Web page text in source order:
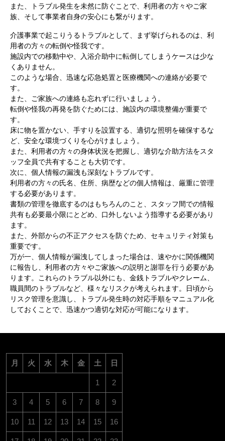
また、トラブル発生を未然に防ぐことで、利用者の方々やご家
族、そして事業者自身の安心にも繋がります。
介護事業で起こりうるトラブルとして、まず挙げられるのは、利
用者の方々の転倒や怪我です。
施設内での移動中や、入浴介助中に転倒してしまうケースは少な
くありません。
このような場合、迅速な応急処置と医療機関への連絡が必要で
す。
また、ご家族への連絡も忘れずに行いましょう。
転倒や怪我の再発を防ぐためには、施設内の環境整備が重要で
す。
床に物を置かない、手すりを設置する、適切な照明を確保するな
ど、安全な環境づくりを心がけましょう。
また、利用者の方々の身体状況を把握し、適切な介助方法をスタ
ッフ全員で共有することも大切です。
次に、個人情報の漏洩も深刻なトラブルです。
利用者の方々の氏名、住所、病歴などの個人情報は、厳重に管理
する必要があります。
書類の管理を徹底するのはもちろんのこと、スタッフ間での情報
共有も必要最小限にとどめ、口外しないよう指導する必要があり
ます。
また、外部からの不正アクセスを防ぐため、セキュリティ対策も
重要です。
万が一、個人情報が漏洩してしまった場合は、速やかに関係機関
に報告し、利用者の方々やご家族への説明と謝罪を行う必要があ
ります。これらのトラブル以外にも、金銭トラブルやクレーム、
職員間のトラブルなど、様々なリスクが考えられます。日頃から
リスク管理を意識し、トラブル発生時の対応手順をマニュアル化
しておくことで、迅速かつ適切な対応が可能になります。
月 火 水 木 金 土 日
1 2
3 4 5 6 7 8 9
10 11 12 13 14 15 16